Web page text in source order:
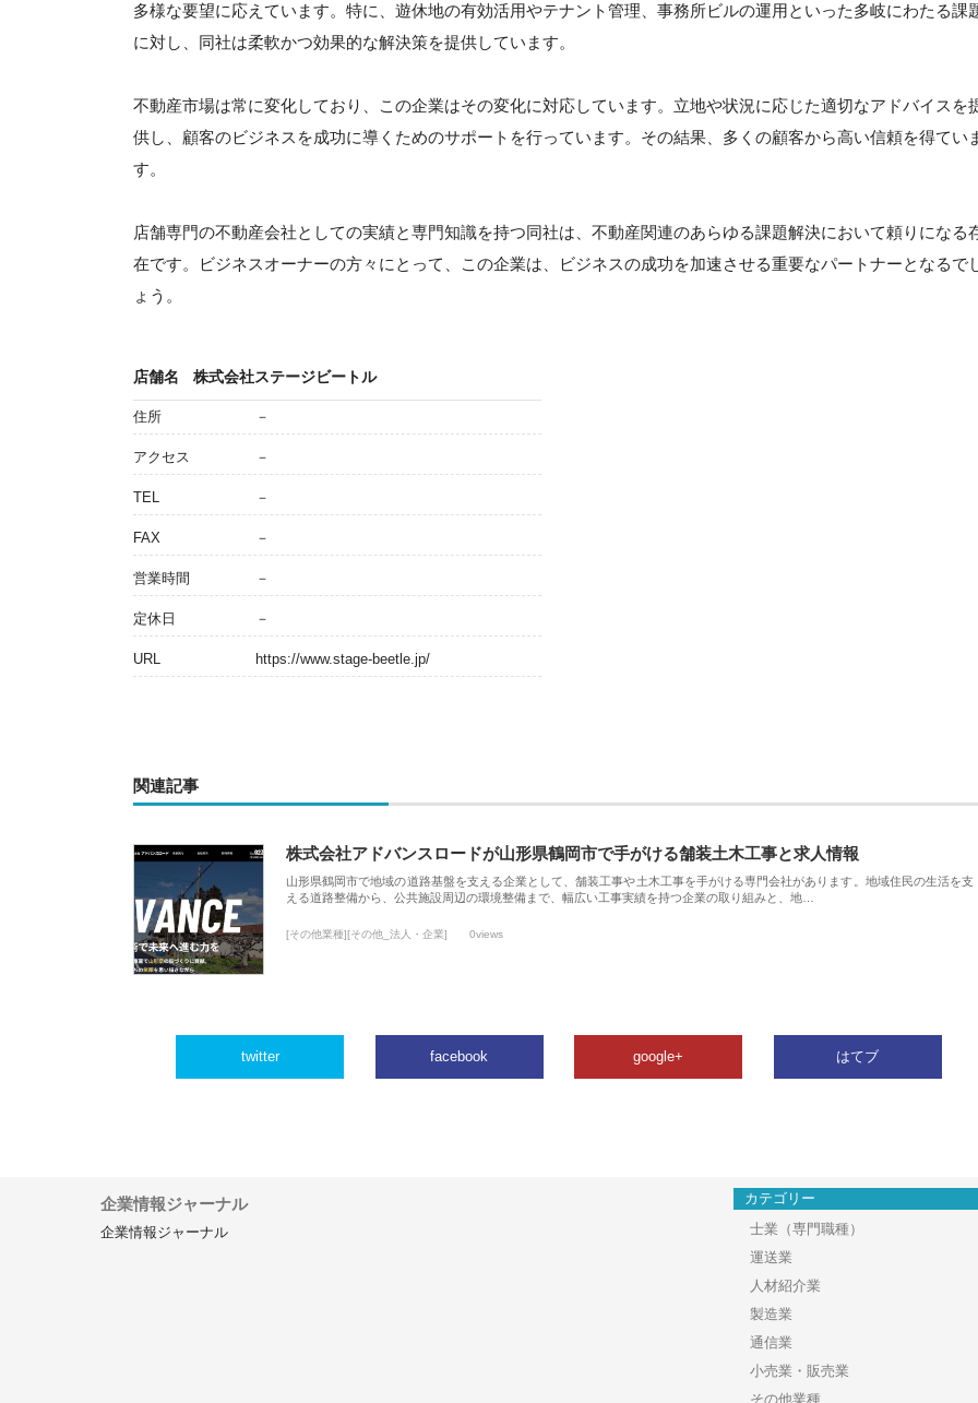
多様な要望に応えています。特に、遊休地の有効活用やテナント管理、事務所ビルの運用といった多岐にわたる課
に対し、同社は柔軟かつ効果的な解決策を提供しています。
不動産市場は常に変化しており、この企業はその変化に対応しています。立地や状況に応じた適切なアドバイスを
供し、顧客のビジネスを成功に導くためのサポートを行っています。その結果、多くの顧客から高い信頼を得てい
す。
店舗専門の不動産会社としての実績と専門知識を持つ同社は、不動産関連のあらゆる課題解決において頼りになる
在です。ビジネスオーナーの方々にとって、この企業は、ビジネスの成功を加速させる重要なパートナーとなるで
ょう。
店舗名 株式会社ステージビートル
住所 －
アクセス －
TEL －
FAX －
営業時間 －
定休日 －
URL https://www.stage-beetle.jp/
関連記事
株式会社アドバンスロードが山形県鶴岡市で手がける舗装土木工事と求人情報
山形県鶴岡市で地域の道路基盤を支える企業として、舗装工事や土木工事を手がける専門会社があります。地域住民の生活を支
える道路整備から、公共施設周辺の環境整備まで、幅広い工事実績を持つ企業の取り組みと、地…
[その他業種][その他_法人・企業] 0views
twitter facebook google+ はてブ
企業情報ジャーナル
企業情報ジャーナル
カテゴリー
士業（専門職種）
運送業
人材紹介業
製造業
通信業
小売業・販売業
その他業種